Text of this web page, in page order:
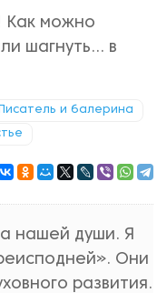
Как можно
шагнуть... в
Писатель и балерина
нашей души. Я
Они
развития.